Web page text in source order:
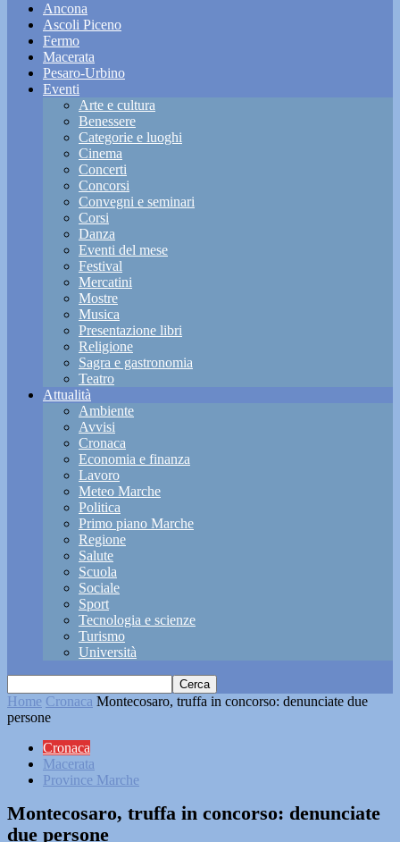
Ancona
Ascoli Piceno
Fermo
Macerata
Pesaro-Urbino
Eventi
Arte e cultura
Benessere
Categorie e luoghi
Cinema
Concerti
Concorsi
Convegni e seminari
Corsi
Danza
Eventi del mese
Festival
Mercatini
Mostre
Musica
Presentazione libri
Religione
Sagra e gastronomia
Teatro
Attualità
Ambiente
Avvisi
Cronaca
Economia e finanza
Lavoro
Meteo Marche
Politica
Primo piano Marche
Regione
Salute
Scuola
Sociale
Sport
Tecnologia e scienze
Turismo
Università
Home Cronaca Montecosaro, truffa in concorso: denunciate due
persone
Cronaca
Macerata
Province Marche
Montecosaro, truffa in concorso: denunciate
due persone